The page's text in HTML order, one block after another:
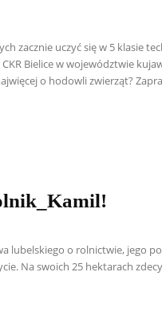
zacznie uczyć się w 5 klasie
Bielice w województwie
o hodowli zwierząt?
lubelskiego o rolnictwie, jego
Na swoich 25 hektarach